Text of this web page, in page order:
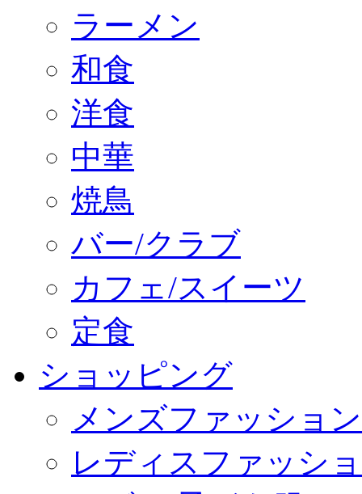
ラーメン
和食
洋食
中華
焼鳥
バー/クラブ
カフェ/スイーツ
定食
ショッピング
メンズファッション
レディスファッシ